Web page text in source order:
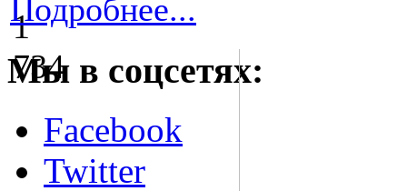
Подробнее...
Мы в соцсетях:
Facebook
Twitter